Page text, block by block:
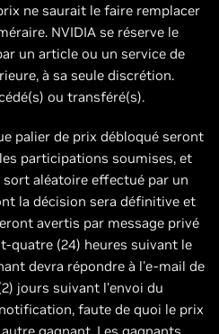
ne saurait le faire remplacer
NVIDIA se réserve le
un article ou un service de
à sa seule discrétion.
ou transféré(s).
palier de prix débloqué seront
participations soumises, et
sort aléatoire effectué par un
la décision sera définitive et
avertis par message privé
quatre (24) heures suivant le
devra répondre à l'e-mail de
jours suivant l'envoi du
faute de quoi le prix
gagnant. Les gagnants